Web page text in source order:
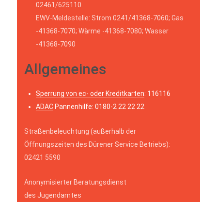
02461/625110
EWV-Meldestelle: Strom 0241/41368-7060; Gas
-41368-7070; Wärme -41368-7080; Wasser
-41368-7090
Allgemeines
Sperrung von ec- oder Kreditkarten: 116116
ADAC Pannenhilfe: 0180-2 22 22 22
Straßenbeleuchtung (außerhalb der
Öffnungszeiten des Dürener Service Betriebs):
02421 5590
Anonymisierter Beratungsdienst
des Jugendamtes